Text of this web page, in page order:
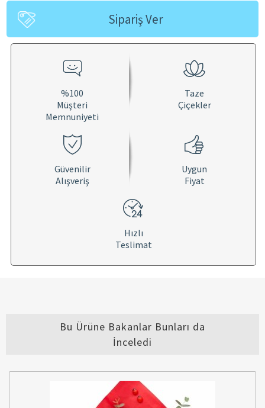
Sipariş Ver
%100
Müşteri
Memnuniyeti
Taze
Çiçekler
Güvenilir
Alışveriş
Uygun
Fiyat
Hızlı
Teslimat
Bu Ürüne Bakanlar Bunları da
İnceledi